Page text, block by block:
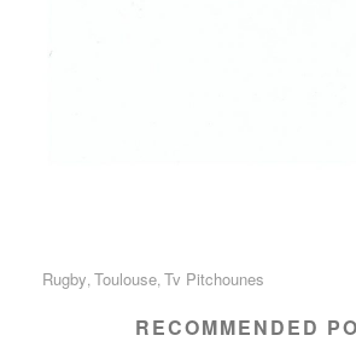
Rugby Toulouse Tv Pitchounes
RECOMMENDED